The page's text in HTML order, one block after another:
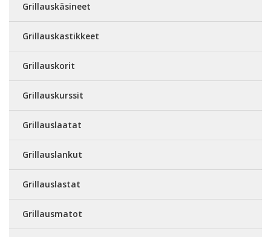
Grillauskäsineet
Grillauskastikkeet
Grillauskorit
Grillauskurssit
Grillauslaatat
Grillauslankut
Grillauslastat
Grillausmatot